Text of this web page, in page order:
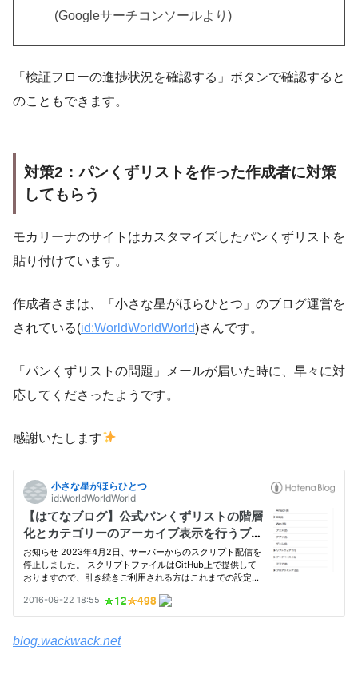
(Googleサーチコンソールより)
「検証フローの進捗状況を確認する」ボタンで確認すると
のこともできます。
対策2：パンくずリストを作った作成者に対策
してもらう
モカリーナのサイトはカスタマイズしたパンくずリストを
貼り付けています。
作成者さまは、「小さな星がほらひとつ」のブログ運営を
されている(id:WorldWorldWorld)さんです。
「パンくずリストの問題」メールが届いた時に、早々に対
応してくださったようです。
感謝いたします
blog.wackwack.net